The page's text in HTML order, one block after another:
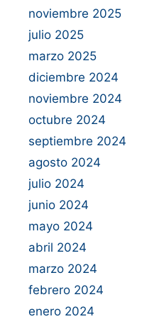
noviembre 2025
julio 2025
marzo 2025
diciembre 2024
noviembre 2024
octubre 2024
septiembre 2024
agosto 2024
julio 2024
junio 2024
mayo 2024
abril 2024
marzo 2024
febrero 2024
enero 2024